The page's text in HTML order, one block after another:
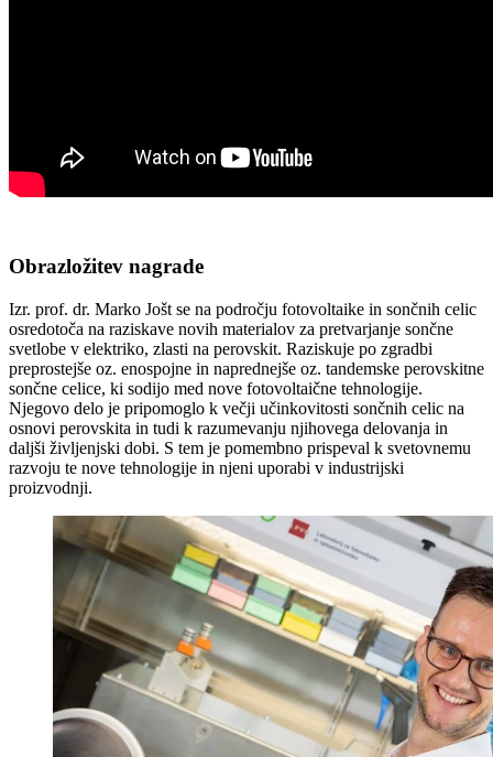
Obrazložitev nagrade
Izr. prof. dr. Marko Jošt se na področju fotovoltaike in sončnih celic
osredotoča na raziskave novih materialov za pretvarjanje sončne
svetlobe v elektriko, zlasti na perovskit. Raziskuje po zgradbi
preprostejše oz. enospojne in naprednejše oz. tandemske perovskitne
sončne celice, ki sodijo med nove fotovoltaične tehnologije.
Njegovo delo je pripomoglo k večji učinkovitosti sončnih celic na
osnovi perovskita in tudi k razumevanju njihovega delovanja in
daljši življenjski dobi. S tem je pomembno prispeval k svetovnemu
razvoju te nove tehnologije in njeni uporabi v industrijski
proizvodnji.